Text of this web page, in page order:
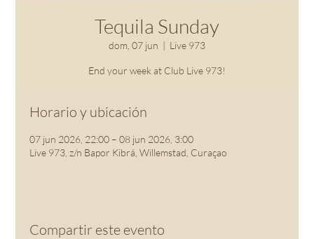
Tequila Sunday
dom, 07 jun
  |
Live 973
End your week at Club Live 973!
Horario y ubicación
07 jun 2026, 22:00 – 08 jun 2026, 3:00
Live 973, z/n Bapor Kibrá, Willemstad, Curaçao
Compartir este evento